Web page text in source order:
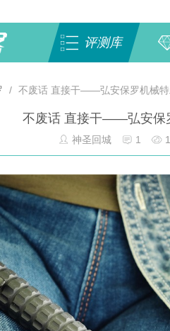
评测库
/ 不废话 直接干——弘安保罗机械特
不废话 直接干——弘安保
神圣回城 1